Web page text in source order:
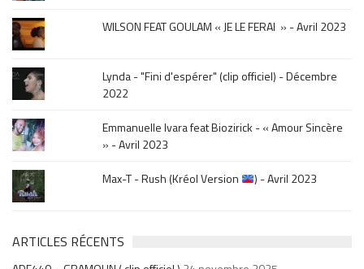
WILSON FEAT GOULAM « JE LE FERAI » - Avril 2023
Lynda - "Fini d'espérer" (clip officiel) - Décembre
2022
Emmanuelle Ivara feat Biozirick - « Amour Sincère
» - Avril 2023
Max-T - Rush (Kréol Version
) - Avril 2023
ARTICLES RÉCENTS